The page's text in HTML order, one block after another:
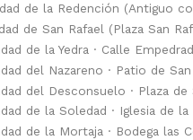
de la Redención (Antiguo
de San Rafael (Plaza San
de la Yedra · Calle
del Nazareno · Patio de
del Desconsuelo · Plaza de
de la Soledad · Iglesia de
de la Mortaja · Bodega las